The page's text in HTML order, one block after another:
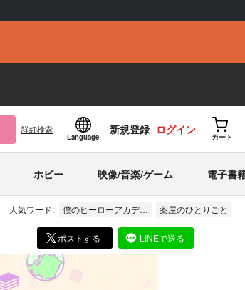
詳細検索
Language
新規登録 ログイン
カート
ホビー 映像/音楽/ゲーム 電子書
人気ワード: 僕のヒーローアカデ… 薬屋のひとりごと
ポストする LINEで送る